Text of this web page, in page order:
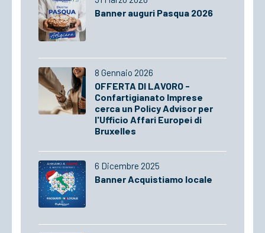
Banner auguri Pasqua 2026
8 Gennaio 2026
OFFERTA DI LAVORO -
Confartigianato Imprese
cerca un Policy Advisor per
l'Ufficio Affari Europei di
Bruxelles
6 Dicembre 2025
Banner Acquistiamo locale